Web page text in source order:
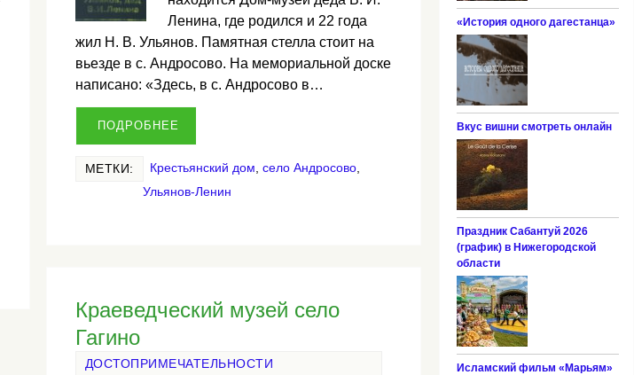
Ленина, где родился и 22 года
жил Н. В. Ульянов. Памятная стелла стоит на
вьезде в с. Андросово. На мемориальной доске
написано: «Здесь, в с. Андросово в…
ПОДРОБНЕЕ
МЕТКИ: Крестьянский дом, село Андросово,
Ульянов-Ленин
Краеведческий музей село
Гагино
ДОСТОПРИМЕЧАТЕЛЬНОСТИ
«История одного дагестанца»
Вкус вишни смотреть онлайн
Праздник Сабантуй 2026
(график) в Нижегородской
области
Исламский фильм «Марьям»